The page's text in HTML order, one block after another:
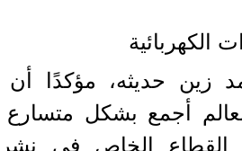
الكهربائية
زين حديثه، مؤكدًا أن
أجمع بشكل
القطاع الخاص فى نشر